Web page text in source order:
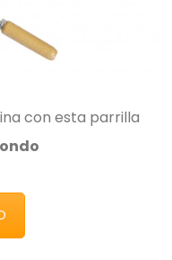
con esta parrilla